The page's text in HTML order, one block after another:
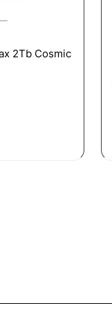
2Tb Cosmic